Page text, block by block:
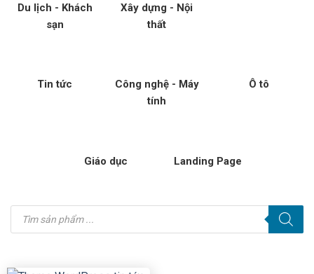
Du lịch - Khách
sạn
Xây dựng - Nội
thất
Tin tức
Công nghệ - Máy
tính
Ô tô
Giáo dục Landing Page
Tìm
kiếm
sản